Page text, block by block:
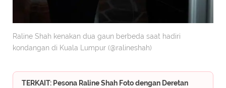
Raline Shah kenakan dua gaun berbeda saat hadiri
kondangan di Kuala Lumpur (@ralineshah)
TERKAIT: Pesona Raline Shah Foto dengan Deretan